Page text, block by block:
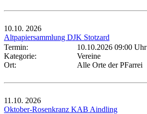
10.10. 2026
Altpapiersammlung DJK Stotzard
Termin:
10.10.2026 09:00 Uhr
Kategorie:
Vereine
Ort:
Alle Orte der PFarrei
11.10. 2026
Oktober-Rosenkranz KAB Aindling